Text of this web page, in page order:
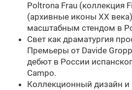
Poltrona Frau (коллекция
(архивные иконы XX
масштабным стендом в
Свет как драматургия
Премьеры от Davide
дебют в России
Campo.
Коллекционный дизайн и